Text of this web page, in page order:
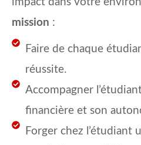
mission :
Faire de chaque
réussite.
Accompagner
financière et son
Forger chez l’étudiant